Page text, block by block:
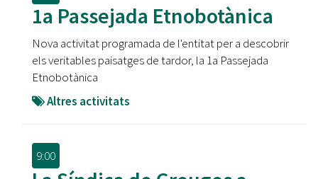
1a Passejada Etnobotànica
Nova activitat programada de l'entitat per a descobrir
els veritables paisatges de tardor, la 1a Passejada
Etnobotànica
Altres activitats
9:00